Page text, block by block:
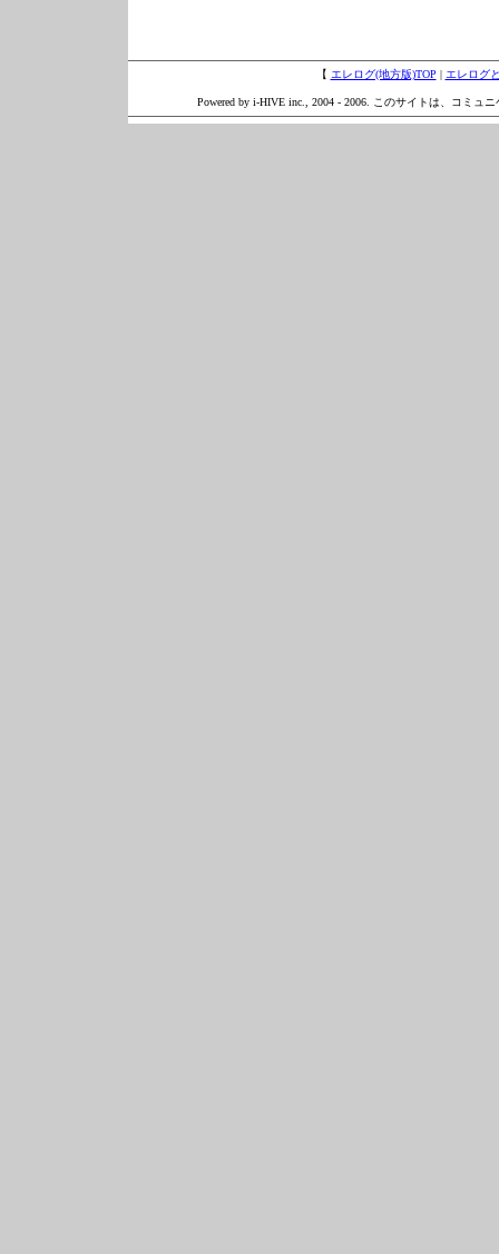
【 エレログ(地方版)TOP | エレログ
Powered by i-HIVE inc., 2004 - 2006. このサイトは、コミュ